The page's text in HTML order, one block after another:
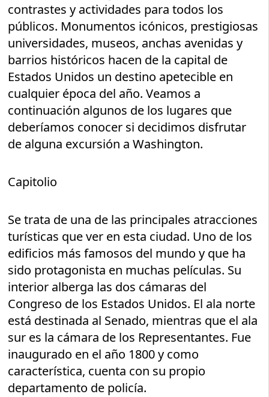
contrastes y actividades para todos los
públicos. Monumentos icónicos, prestigiosas
universidades, museos, anchas avenidas y
barrios históricos hacen de la capital de
Estados Unidos un destino apetecible en
cualquier época del año. Veamos a
continuación algunos de los lugares que
deberíamos conocer si decidimos disfrutar
de alguna excursión a Washington.
Capitolio
Se trata de una de las principales atracciones
turísticas que ver en esta ciudad. Uno de los
edificios más famosos del mundo y que ha
sido protagonista en muchas películas. Su
interior alberga las dos cámaras del
Congreso de los Estados Unidos. El ala norte
está destinada al Senado, mientras que el ala
sur es la cámara de los Representantes. Fue
inaugurado en el año 1800 y como
característica, cuenta con su propio
departamento de policía.